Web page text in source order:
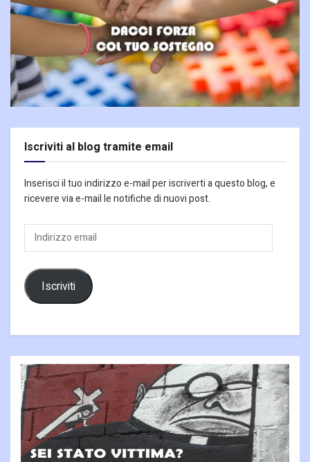
Iscriviti al blog tramite email
Inserisci il tuo indirizzo e-mail per iscriverti a questo blog, e
ricevere via e-mail le notifiche di nuovi post.
Indirizzo
email
Iscriviti